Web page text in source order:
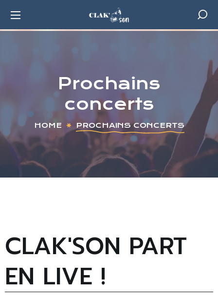
Prochains
concerts
HOME PROCHAINS CONCERTS
CLAK'SON PART
EN LIVE !